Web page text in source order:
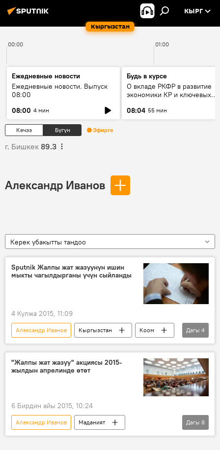
Кыргызстан
КЫРГ
00:00 01:00
Ежедневные новости
Ежедневные новости. Выпуск
08:00
08:00 4 мин
Будь в курсе
О вкладе РКФР в развитие
экономики КР и ключевых
08:04 55 мин
Кечээ Бүгүн Эфирге
г. Бишкек 89.3
Александр Иванов
Керек убакытты тандоо
Sputnik Жалпы жат жазуунун ишин
мыкты чагылдырганы үчүн сыйланды
4 Кулжа 2015, 11:09
Александр Иванов Кыргызстан
Коом
Жаңылыктар
жат жазуу
сыйлоо
мыктылар
Дагы 4
"Жалпы жат жазуу" акциясы 2015-
жылдын апрелинде өтөт
6 Бирдин айы 2015, 10:24
Александр Иванов
Маданият
Кыргызстан
Коом
Жаңылыктар
Дагы 8